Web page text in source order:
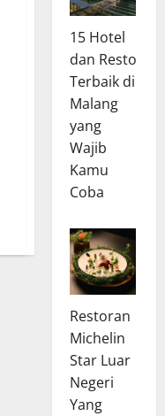
15 Hotel
dan Resto
Terbaik di
Malang
yang
Wajib
Kamu
Coba
Restoran
Michelin
Star Luar
Negeri
Yang